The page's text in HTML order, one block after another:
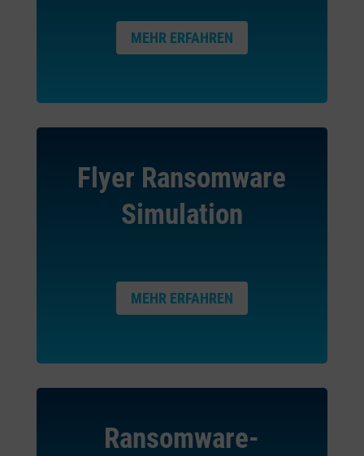
MEHR ERFAHREN
Flyer Ransomware
Simulation
MEHR ERFAHREN
Ransomware-
Verwendung reduzierter Daten zur Auswahl von Inhalten
Besondere Features: